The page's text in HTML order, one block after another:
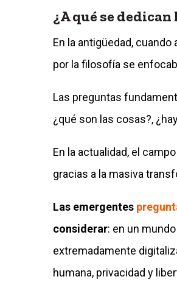
¿A qué se
En la antigüedad,
por la filosofía se
Las preguntas
¿qué son las cosas?,
En la actualidad, el
gracias a la masiva
Las emergentes
considerar: en un
extremadamente
humana, privacidad y